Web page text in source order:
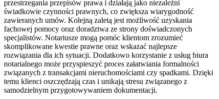
przestrzegania przepisów prawa i działają jako niezależni
świadkowie czynności prawnych, co zwiększa wiarygodność
zawieranych umów. Kolejną zaletą jest możliwość uzyskania
fachowej pomocy oraz doradztwa ze strony doświadczonych
specjalistów. Notariusze mogą pomóc klientom zrozumieć
skomplikowane kwestie prawne oraz wskazać najlepsze
rozwiązania dla ich sytuacji. Dodatkowo korzystanie z usług biura
notarialnego może przyspieszyć proces załatwiania formalności
związanych z transakcjami nieruchomościami czy spadkami. Dzięki
temu klienci oszczędzają czas i unikają stresu związanego z
samodzielnym przygotowywaniem dokumentacji.